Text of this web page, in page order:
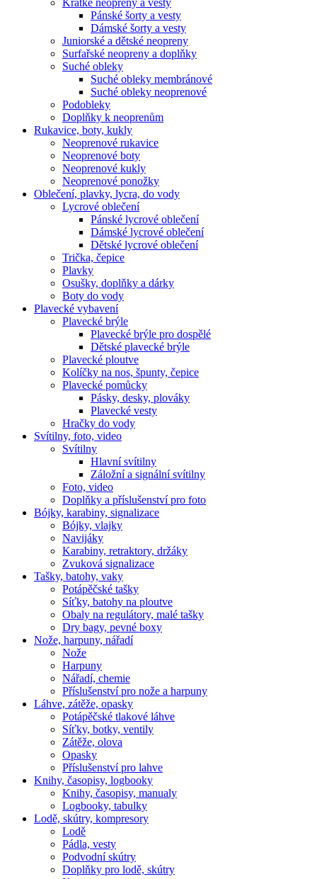
Pánské šorty a vesty
Dámské šorty a vesty
Juniorské a dětské neopreny
Surfařské neopreny a doplňky
Suché obleky
Suché obleky membránové
Suché obleky neoprenové
Podobleky
Doplňky k neoprenům
Rukavice, boty, kukly
Neoprenové rukavice
Neoprenové boty
Neoprenové kukly
Neoprenové ponožky
Oblečení, plavky, lycra, do vody
Lycrové oblečení
Pánské lycrové oblečení
Dámské lycrové oblečení
Dětské lycrové oblečení
Trička, čepice
Plavky
Osušky, doplňky a dárky
Boty do vody
Plavecké vybavení
Plavecké brýle
Plavecké brýle pro dospělé
Dětské plavecké brýle
Plavecké ploutve
Kolíčky na nos, špunty, čepice
Plavecké pomůcky
Pásky, desky, plováky
Plavecké vesty
Hračky do vody
Svítilny, foto, video
Svítilny
Hlavní svítilny
Záložní a signální svítilny
Foto, video
Doplňky a příslušenství pro foto
Bójky, karabiny, signalizace
Bójky, vlajky
Navijáky
Karabiny, retraktory, držáky
Zvuková signalizace
Tašky, batohy, vaky
Potápěčské tašky
Síťky, batohy na ploutve
Obaly na regulátory, malé tašky
Dry bagy, pevné boxy
Nože, harpuny, nářadí
Nože
Harpuny
Nářadí, chemie
Příslušenství pro nože a harpuny
Láhve, zátěže, opasky
Potápěčské tlakové láhve
Síťky, botky, ventily
Zátěže, olova
Opasky
Příslušenství pro lahve
Knihy, časopisy, logbooky
Knihy, časopisy, manualy
Logbooky, tabulky
Lodě, skútry, kompresory
Lodě
Pádla, vesty
Podvodní skútry
Doplňky pro lodě, skútry